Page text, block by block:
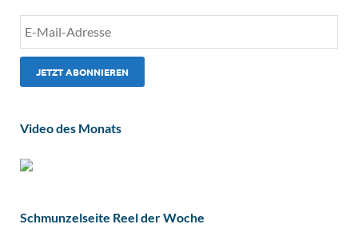
Video des Monats
Schmunzelseite Reel der Woche